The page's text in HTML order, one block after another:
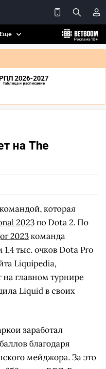
Еще
2026-2027
таблица и расписание
на The
которая
2023по Dota 2. По
2023команда
тыс. очков Dota Pro
Liquipedia,
на главном турнире
Liquid в своих
заработал
благодаря
мейджора. За это